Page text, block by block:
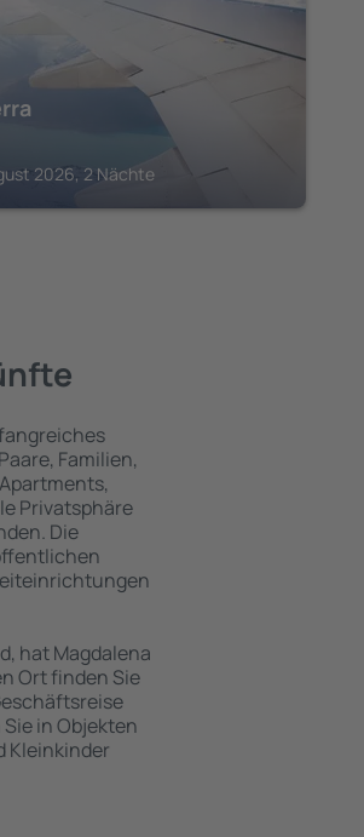
2026, 2 Nächte
Familien,
Privatsphäre
Die
hat Magdalena
Ort finden Sie
in Objekten
Kleinkinder